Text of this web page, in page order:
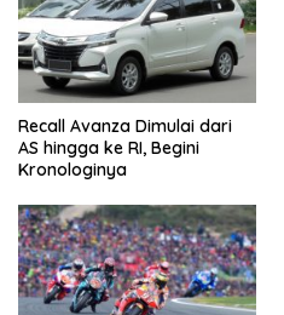
Recall Avanza Dimulai dari
AS hingga ke RI, Begini
Kronologinya